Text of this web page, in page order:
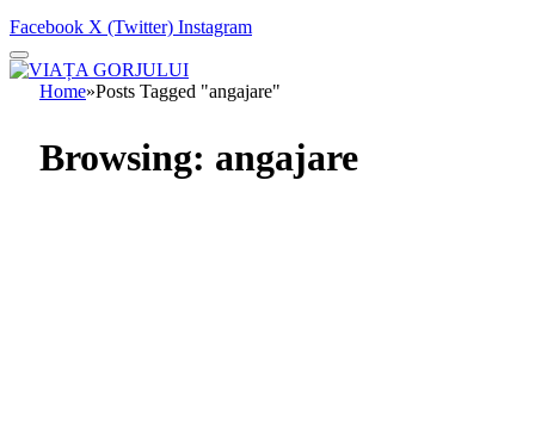
Facebook X (Twitter) Instagram
Home»Posts Tagged "angajare"
Browsing: angajare